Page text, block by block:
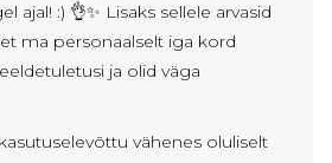
ajal! :) 👌✨ Lisaks sellele arvasid
ma personaalselt iga kord
ja olid väga
vähenes oluliselt